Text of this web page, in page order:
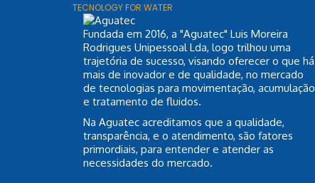
TECNOLOGY FOR WATER
Fundada em 2016, a "Aguatec" Luis Moreira
Rodrigues Unipessoal Lda, logo trilhou uma
trajetória de sucesso, visando oferecer o que há
mais de inovador e de qualidade, no mercado
de tecnologias para movimentação, acumulação
e tratamento de fluidos.
Na Aguatec acreditamos que a qualidade,
transparência, e o atendimento, são fatores
primordiais, para entender e atender as
necessidades do mercado.